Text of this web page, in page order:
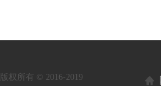
版权所有 © 2016-2019